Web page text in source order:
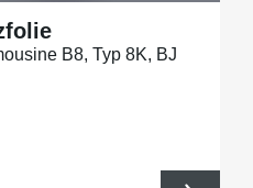
B8, Typ 8K, BJ